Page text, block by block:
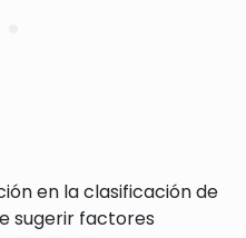
en la clasificación de
sugerir factores